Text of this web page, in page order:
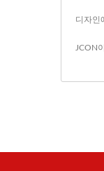
디자인
JCON